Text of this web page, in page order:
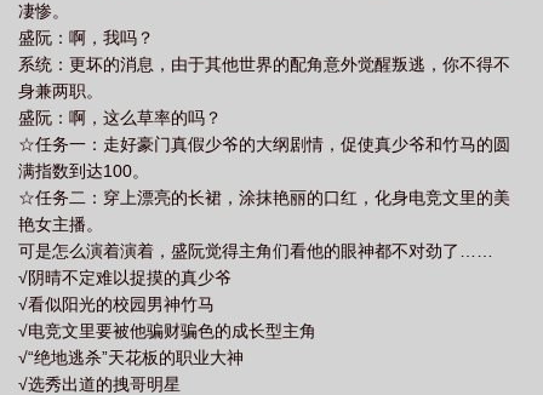
凄惨。
盛阮：啊，我吗？
系统：更坏的消息，由于其他世界的配角意外觉醒叛逃，你不得不
身兼两职。
盛阮：啊，这么草率的吗？
☆任务一：走好豪门真假少爷的大纲剧情，促使真少爷和竹马的圆
满指数到达100。
☆任务二：穿上漂亮的长裙，涂抹艳丽的口红，化身电竞文里的美
艳女主播。
可是怎么演着演着，盛阮觉得主角们看他的眼神都不对劲了……
√阴晴不定难以捉摸的真少爷
√看似阳光的校园男神竹马
√电竞文里要被他骗财骗色的成长型主角
√“绝地逃杀”天花板的职业大神
√选秀出道的拽哥明星